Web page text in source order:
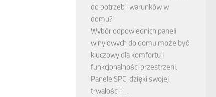
do potrzeb i warunków w
domu?
Wybór odpowiednich paneli
winylowych do domu może być
kluczowy dla komfortu i
funkcjonalności przestrzeni.
Panele SPC, dzięki swojej
trwałości i …